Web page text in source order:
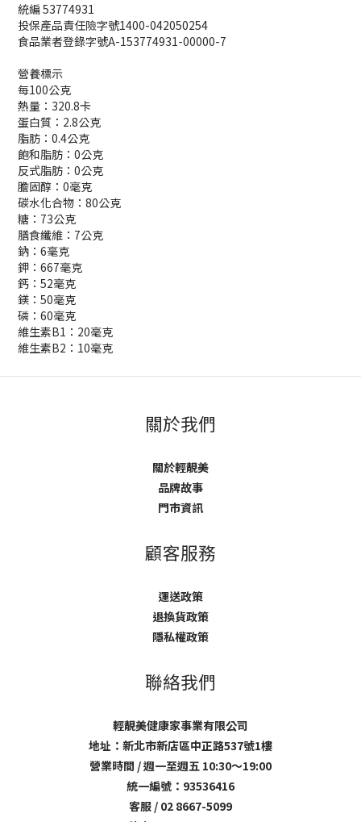
統編 53774931
投保產品責任險字號1400-042050254
食品業者登錄字號A-153774931-00000-7
營養標示
每100公克
熱量：320.8卡
蛋白質：2.8公克
脂肪：0.4公克
飽和脂肪：0公克
反式脂肪：0公克
膽固醇：0毫克
碳水化合物：80公克
糖：73公克
膳食纖維：7公克
鈉：6毫克
鉀：667毫克
鈣：52毫克
鎂：50毫克
磷：60毫克
維生素B1：20毫克
維生素B2：10毫克
關於我們
關於輕靚美
品牌故事
門市資訊
顧客服務
運送政策
退換貨政策
隱私權政策
聯絡我們
輕靚美健康家事業有限公司
地址：新北市新店區中正路537號1樓
營業時間 / 週一至週五 10:30～19:00
統一編號：93536416
客服 / 02 8667-5099